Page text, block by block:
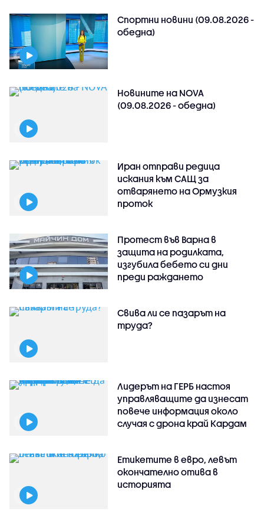
Спортни новини (09.08.2026 -
обедна)
Новините на NOVA
(09.08.2026 - обедна)
Иран отправи редица
искания към САЩ за
отварянето на Ормузкия
проток
Протест във Варна в
защита на родилката,
изгубила бебето си дни
преди раждането
Свива ли се пазарът на
труда?
Лидерът на ГЕРБ настоя
управляващите да изнесат
повече информация около
случая с дрона край Кардам
Етикетите в евро, левът
окончателно отива в
историята